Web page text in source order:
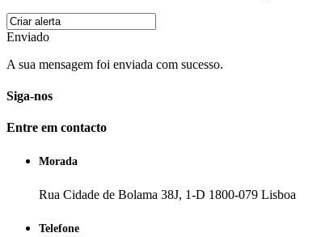
Enviado
A sua mensagem foi enviada com sucesso.
Siga-nos
Entre em contacto
Morada
Rua Cidade de Bolama 38J, 1-D 1800-079 Lisboa
Telefone